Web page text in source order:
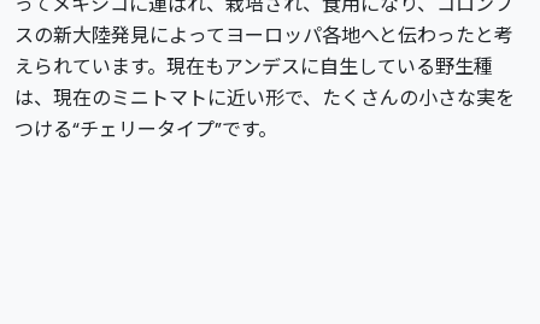
スの新大陸発見によってヨーロッパ各地へと伝わったと考
えられています。現在もアンデスに自生している野生種
は、現在のミニトマトに近い形で、たくさんの小さな実を
つける“チェリータイプ”です。